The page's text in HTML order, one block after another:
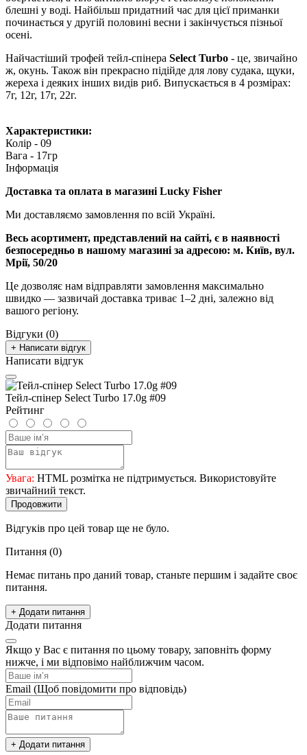
блешні у воді. Найбільш придатний час для цієї приманки
починається у другій половині весни і закінчується пізньої
осені.
Найчастіший трофей тейл-спінера Select Turbo - це, звичайно
ж, окунь. Також він прекрасно підійде для лову судака, щуки,
жереха і деяких інших видів риб. Випускається в 4 розмірах:
7г, 12г, 17г, 22г.
Характеристики:
Колір - 09
Вага - 17гр
Інформація
Доставка та оплата в магазині Lucky Fisher
Ми доставляємо замовлення по всій Україні.
Весь асортимент, представлений на сайті, є в наявності
безпосередньо в нашому магазині за адресою: м. Київ, вул.
Мрії, 50/20
Це дозволяє нам відправляти замовлення максимально
швидко — зазвичай доставка триває 1–2 дні, залежно від
вашого регіону.
Відгуки (0)
+ Написати відгук
Написати відгук
Тейл-спінер Select Turbo 17.0g #09
Рейтинг
Увага: HTML розмітка не підтримується. Використовуйте
звичайний текст.
Продовжити
Відгуків про цей товар ще не було.
Питання (0)
Немає питань про даний товар, станьте першим і задайте своє
питання.
+ Додати питання
Додати питання
Якщо у Вас є питання по цьому товару, заповніть форму
нижче, і ми відповімо найближчим часом.
Email (Щоб повідомити про відповідь)
+ Додати питання